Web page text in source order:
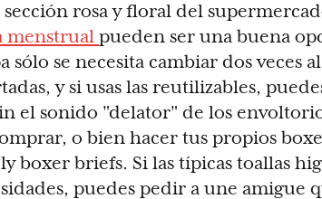
rosa y floral del
menstrual pueden ser una buena
sólo se necesita cambiar dos veces
y si usas las reutilizables,
el sonido "delator" de los
o bien hacer tus propios
boxer briefs. Si las típicas toallas
puedes pedir a une amigue